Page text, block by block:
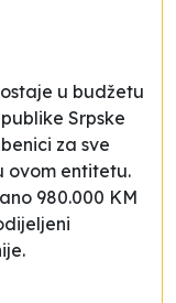
u budžetu
Srpske
za sve
ovom entitetu.
980.000 KM